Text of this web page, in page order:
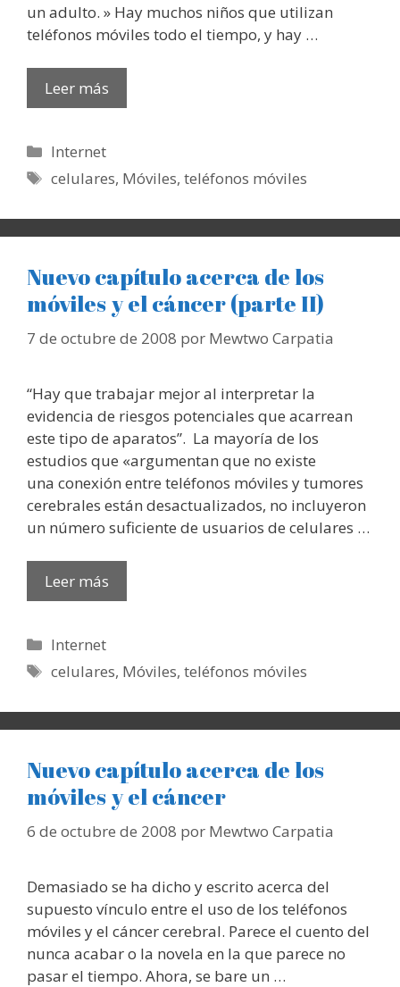
un adulto. » Hay muchos niños que utilizan
teléfonos móviles todo el tiempo, y hay …
Leer más
Categorías
Internet
Etiquetas
celulares, Móviles,teléfonos móviles
Nuevo capítulo acerca de los
móviles y el cáncer (parte II)
7 de octubre de 2008 por Mewtwo Carpatia
“Hay que trabajar mejor al interpretar la
evidencia de riesgos potenciales que acarrean
este tipo de aparatos”. La mayoría de los
estudios que «argumentan que no existe
una conexión entre teléfonos móviles y tumores
cerebrales están desactualizados, no incluyeron
un número suficiente de usuarios de celulares …
Leer más
Categorías
Internet
Etiquetas
celulares, Móviles,teléfonos móviles
Nuevo capítulo acerca de los
móviles y el cáncer
6 de octubre de 2008 por Mewtwo Carpatia
Demasiado se ha dicho y escrito acerca del
supuesto vínculo entre el uso de los teléfonos
móviles y el cáncer cerebral. Parece el cuento del
nunca acabar o la novela en la que parece no
pasar el tiempo. Ahora, se bare un …